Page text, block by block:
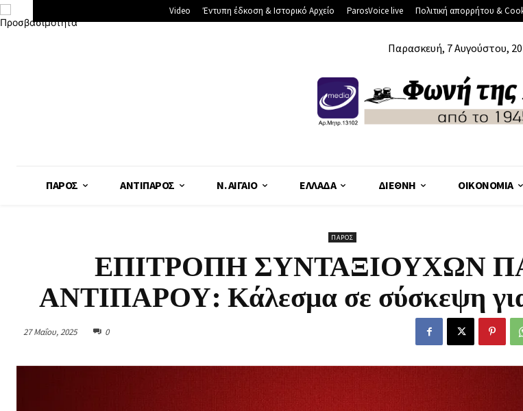
Video Έντυπη έδκοση & Ιστορικό Αρχείο ParosVoice live Πολιτική απορρήτου &
Παρασκευή, 7 Αυγούστου,
ΠΆΡΟΣ ΑΝΤΊΠΑΡΟΣ Ν. ΑΙΓΑΊΟ ΕΛΛΆΔΑ ΔΙΕΘΝΉ ΟΙΚΟΝΟΜΊΑ
ΠΆΡΟΣ
ΕΠΙΤΡΟΠΗ ΣΥΝΤΑΞΙΟΥΧΩΝ
ΑΝΤΙΠΑΡΟΥ: Κάλεσμα σε σύσκεψη για
27 Μαΐου, 2025 0